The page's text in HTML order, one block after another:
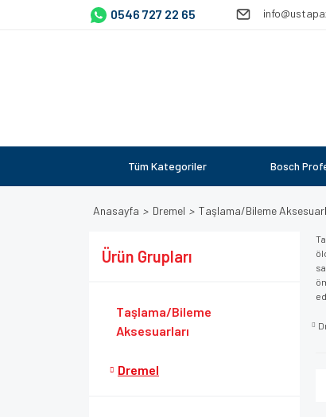
0546 727 22 65
Tüm Kategoriler Bosch
Anasayfa Dremel Taşlama/Bileme
Ürün Grupları
Taşlama/Bileme
Aksesuarları
Dremel